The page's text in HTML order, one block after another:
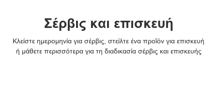
Σέρβις και επισκευή
Κλείστε ημερομηνία για σέρβις, στείλτε ένα προϊόν για επισκευή
ή μάθετε περισσότερα για τη διαδικασία σέρβις και επισκευής